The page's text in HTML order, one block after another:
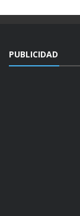
PUBLICIDAD